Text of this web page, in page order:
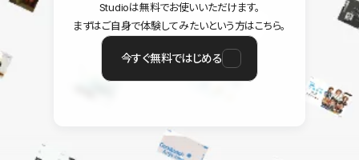
Studioは無料でお使いいただけます。
まずはご自身で体験してみたいという方はこちら。
今すぐ無料ではじめる